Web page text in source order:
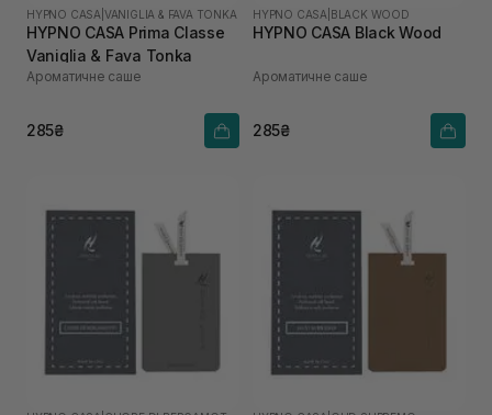
HYPNO CASA VANIGLIA & FAVA TONKA
HYPNO CASA Prima Classe
Vaniglia & Fava Tonka
Ароматичне саше
285₴
HYPNO CASA BLACK WOOD
HYPNO CASA Black Wood
Ароматичне саше
285₴